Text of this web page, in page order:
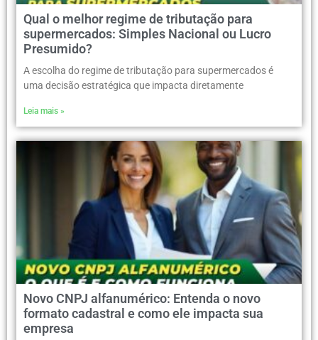
Qual o melhor regime de tributação para
supermercados: Simples Nacional ou Lucro
Presumido?
A escolha do regime de tributação para supermercados é
uma decisão estratégica que impacta diretamente
Leia mais »
Novo CNPJ alfanumérico: Entenda o novo
formato cadastral e como ele impacta sua
empresa